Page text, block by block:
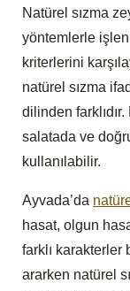
Natürel sızma
yöntemlerle
kriterlerini
natürel sızma
dilinden
salatada ve
kullanılabilir.
Ayvada’da
hasat, olgun
farklı karakterler
ararken natürel